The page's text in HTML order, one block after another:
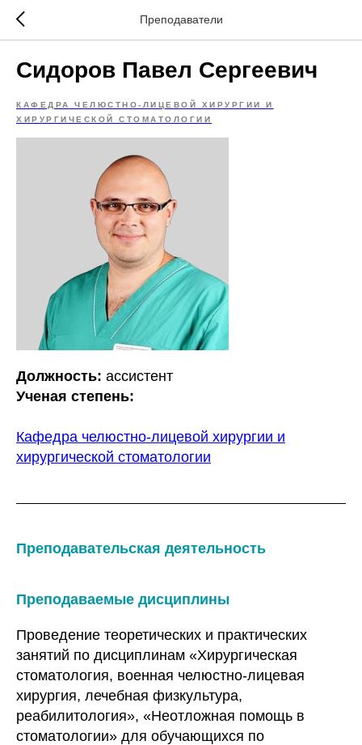
Преподаватели
Сидоров Павел Сергеевич
КАФЕДРА ЧЕЛЮСТНО-ЛИЦЕВОЙ ХИРУРГИИ И
ХИРУРГИЧЕСКОЙ СТОМАТОЛОГИИ
Должность: ассистент
Ученая степень:
Кафедра челюстно-лицевой хирургии и
хирургической стоматологии
Преподавательская деятельность
Преподаваемые дисциплины
Проведение теоретических и практических
занятий по дисциплинам «Хирургическая
стоматология, военная челюстно-лицевая
хирургия, лечебная физкультура,
реабилитология», «Неотложная помощь в
стоматологии» для обучающихся по